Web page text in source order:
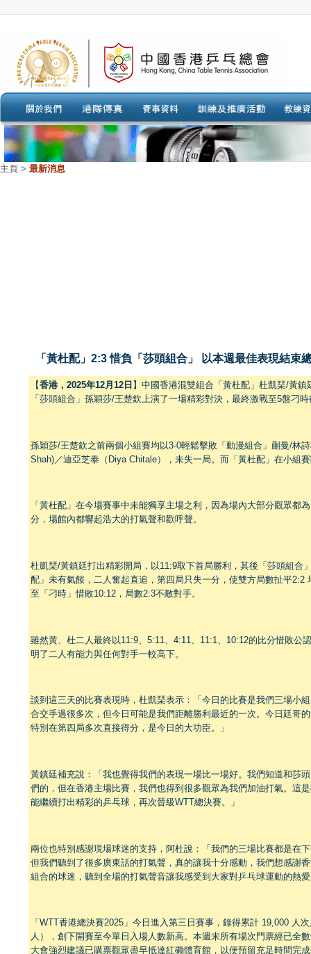
主頁 > 最新消息
「黃杜配」2:3 惜負「莎頭組合」 以本週最佳表現結束
【香港， 2025年12月 12日 】中國香港混雙組合「黃杜配」杜凱琹/黃
「莎頭組合」孫穎莎/王楚欽上演了一場精彩對決，最終激戰至5盤刁
孫穎莎/王楚欽之前兩個小組賽均以3-0輕鬆擊敗「動漫組合」蒯曼/林
Shah)／迪亞芝泰（Diya Chitale），未失一局。而「黃杜配」在小組
「黃杜配」在今場賽事中未能獨享主場之利，因為場內大部分觀眾都
分，場館內都響起浩大的打氣聲和歡呼聲。
杜凱琹/黃鎮廷打出精彩開局，以11:9取下首局勝利，其後「莎頭組合
配」未有氣餒，二人奮起直追，第四局只失一分，使雙方局數扯平2:2
至「刁時」惜敗10:12，局數2:3不敵對手。
雖然黃、杜二人最終以11:9、5:11、4:11、11:1、10:12的比分惜敗公
明了二人有能力與任何對手一較高下。
談到這三天的比賽表現時，杜凱琹表示：「今日的比賽是我們三場小
合交手過很多次，但今日可能是我們距離勝利最近的一次。今日廷哥
特別在第四局多次直接得分，是今日的大功臣。」
黃鎮廷補充說：「我也覺得我們的表現一場比一場好。我們知道和莎
們的，但在香港主場比賽，我們也得到很多觀眾為我們加油打氣。這
能繼續打出精彩的乒乓球，再次晉級WTT總決賽。」
兩位也特別感謝現場球迷的支持，阿杜說：「我們的三場比賽都是在
但我們聽到了很多廣東話的打氣聲，真的讓我十分感動，我們想感謝
組合的球迷，聽到全場的打氣聲音讓我感受到大家對乒乓球運動的熱
「WTT香港總決賽2025」今日進入第三日賽事，錄得累計 19,000 人
人），創下開賽至今單日入場人數新高。本週末所有場次門票經已全
大會強烈建議已購票觀眾盡早抵達紅磡體育館，以便預留充足時間完